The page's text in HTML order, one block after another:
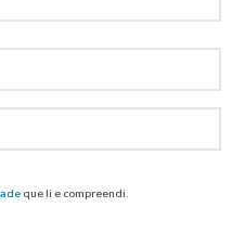
que li e compreendi.